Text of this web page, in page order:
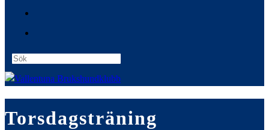
to
close
the
Torsdagsträning